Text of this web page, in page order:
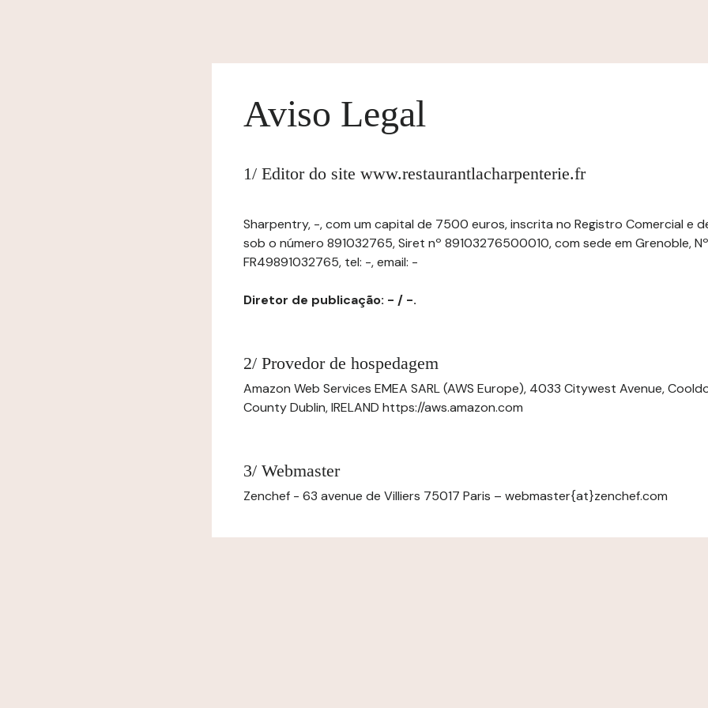
Aviso Legal
1/ Editor do site www.restaurantlacharpenterie.fr
Sharpentry, -, com um capital de 7500 euros, inscrita no Registro Comercial e
sob o número 891032765, Siret nº 89103276500010, com sede em Grenoble,
FR49891032765, tel: -, email: -
Diretor de publicação: - / -.
2/ Provedor de hospedagem
Amazon Web Services EMEA SARL (AWS Europe), 4033 Citywest Avenue,
County Dublin, IRELAND https://aws.amazon.com
3/ Webmaster
Zenchef - 63 avenue de Villiers 75017 Paris – webmaster{at}zenchef.com